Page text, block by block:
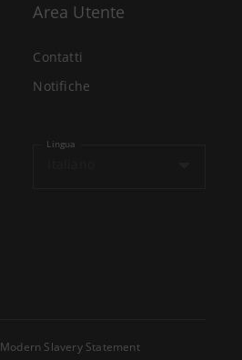
Area Utente
Contatti
Notifiche
Lingua
Modern Slavery Statement